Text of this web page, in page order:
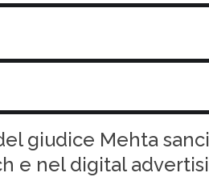
giudice Mehta
e nel digital